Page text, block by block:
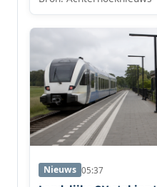
Nieuws 05:37